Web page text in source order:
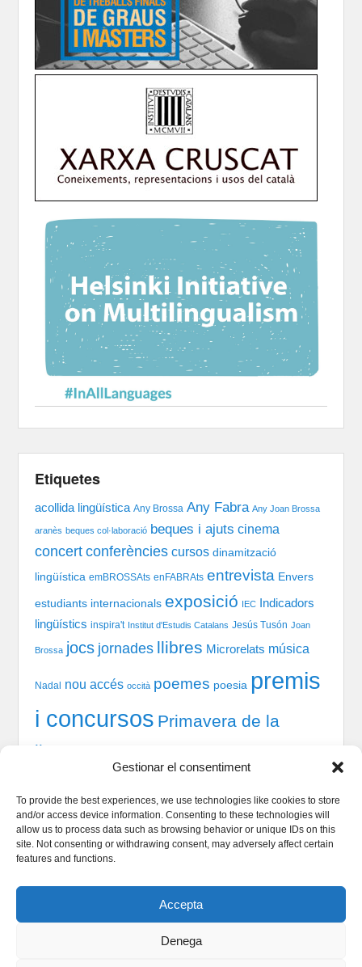
Gestionar el consentiment
To provide the best experiences, we use technologies like cookies to store
and/or access device information. Consenting to these technologies will
allow us to process data such as browsing behavior or unique IDs on this
site. Not consenting or withdrawing consent, may adversely affect certain
features and functions.
Accepta
Denega
Etiquetes
acollida lingüística Any Brossa Any Fabra Any Joan Brossa
aranès beques col·laboració beques i ajuts cinema
concert conferències cursos dinamització
lingüística emBROSSAts enFABRAts entrevista Envers
estudiants internacionals exposició IEC
Indicadors
lingüístics inspira't Institut d'Estudis Catalans Jesús Tusón Joan
Brossa jocs jornades llibres Microrelats música
Nadal nou accés occità poemes poesia premis
i concursos Primavera de la
llengua
xerrada
Qui som
Dinamització i Sociolingüística